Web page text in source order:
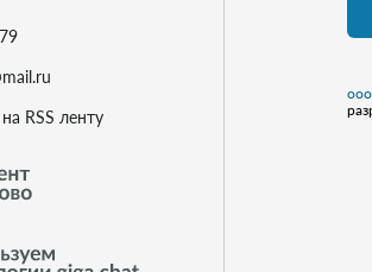
RSS ленту